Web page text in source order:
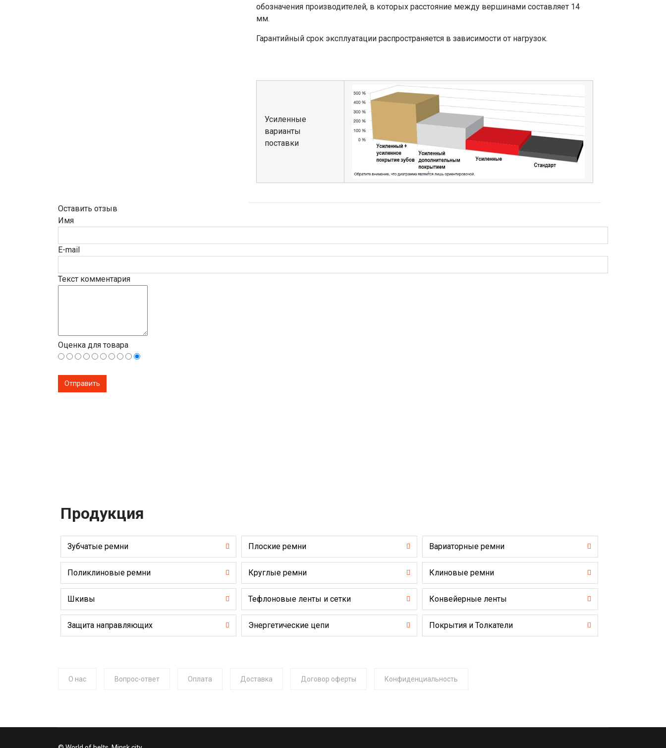
обозначения производителей, в которых расстояние между вершинами составляет 14
мм.
Гарантийный срок эксплуатации распространяется в зависимости от нагрузок.
Усиленные
варианты
поставки
Оставить отзыв
Имя
E-mail
Текст комментария
Оценка для товара
Продукция
Зубчатые ремни Плоские ремни Вариаторные ремни
Поликлиновые ремни Круглые ремни Клиновые ремни
Шкивы Тефлоновые ленты и сетки Конвейерные ленты
Защита направляющих Энергетические цепи Покрытия и Толкатели
О нас Вопрос-ответ Оплата Доставка Договор оферты Конфиденциальность